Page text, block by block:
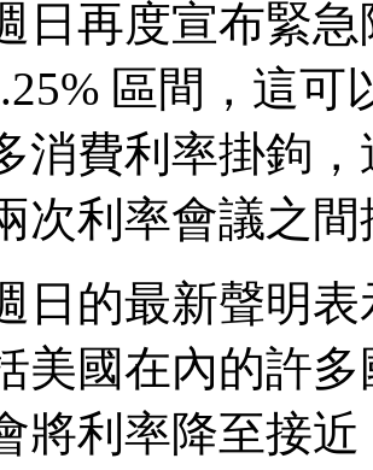
日再度宣布緊
區間，這
消費利率掛鉤
次利率會議之
日的最新聲明
美國在內的許
將利率降至接